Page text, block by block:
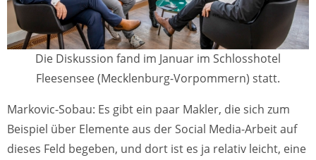
Die Diskussion fand im Januar im Schlosshotel
Fleesensee (Mecklenburg-Vorpommern) statt.
Markovic-Sobau: Es gibt ein paar Makler, die sich zum
Beispiel über Elemente aus der Social Media-Arbeit auf
dieses Feld begeben, und dort ist es ja relativ leicht, eine